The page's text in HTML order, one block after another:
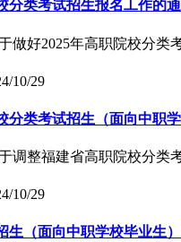
分类考试招生报名工作的
做好2025年高职院校分类
10/29
类考试招生（面向中职
调整福建省高职院校分
10/29
生（面向中职学校毕业生